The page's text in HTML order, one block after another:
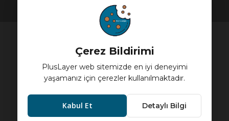
Çerez Bildirimi
PlusLayer web sitemizde en iyi deneyimi
yaşamanız için çerezler kullanılmaktadır.
Kabul Et Detaylı Bilgi